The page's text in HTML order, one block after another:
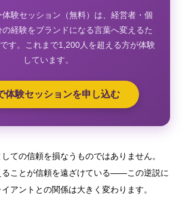
験セッション（無料）は、経営者・個
の経験をブランドになる言葉へ変えるた
す。これまで1,200人を超える方が体験
しています。
体験セッションを申し込む
ての信頼を損なうものではありません。
ることが信頼を遠ざけている——この逆説に
アントとの関係は大きく変わります。